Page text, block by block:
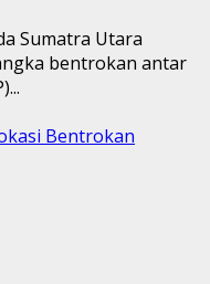
Sumatra Utara
bentrokan antar
Bentrokan